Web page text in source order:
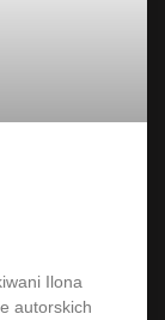
Ilona
autorskich